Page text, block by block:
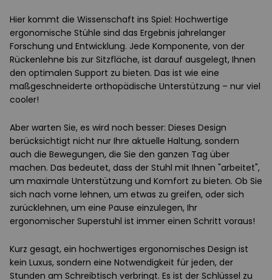
Hier kommt die Wissenschaft ins Spiel: Hochwertige
ergonomische Stühle sind das Ergebnis jahrelanger
Forschung und Entwicklung. Jede Komponente, von der
Rückenlehne bis zur Sitzfläche, ist darauf ausgelegt, Ihnen
den optimalen Support zu bieten. Das ist wie eine
maßgeschneiderte orthopädische Unterstützung – nur viel
cooler!
Aber warten Sie, es wird noch besser: Dieses Design
berücksichtigt nicht nur Ihre aktuelle Haltung, sondern
auch die Bewegungen, die Sie den ganzen Tag über
machen. Das bedeutet, dass der Stuhl mit Ihnen "arbeitet",
um maximale Unterstützung und Komfort zu bieten. Ob Sie
sich nach vorne lehnen, um etwas zu greifen, oder sich
zurücklehnen, um eine Pause einzulegen, Ihr
ergonomischer Superstuhl ist immer einen Schritt voraus!
Kurz gesagt, ein hochwertiges ergonomisches Design ist
kein Luxus, sondern eine Notwendigkeit für jeden, der
Stunden am Schreibtisch verbringt. Es ist der Schlüssel zu